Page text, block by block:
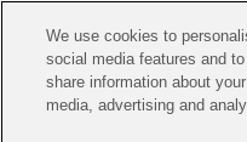
CHANNEL
We use cookies to
social media features and
share information about
media, advertising and